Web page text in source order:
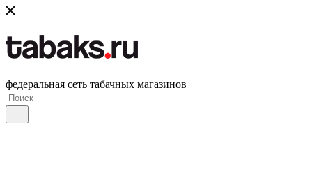
федеральная сеть табачных магазинов